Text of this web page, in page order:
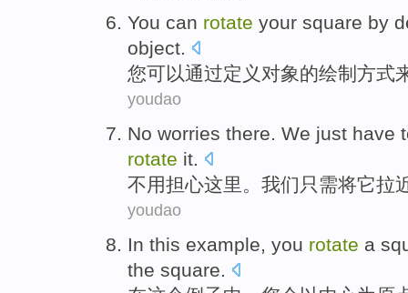
You can rotate your square by
object.
您可以通过定义 对象的绘制 方式
youdao
No worries there. We just have
rotate it.
不用担心这里。 我们 只需将它拉
youdao
In this example you rotate a
the square.